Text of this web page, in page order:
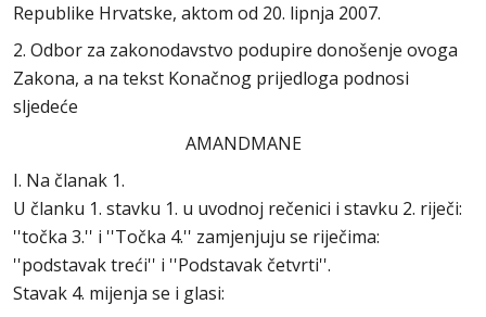
Republike Hrvatske, aktom od 20. lipnja 2007.
2. Odbor za zakonodavstvo podupire donošenje ovoga
Zakona, a na tekst Konačnog prijedloga podnosi
sljedeće
AMANDMANE
I. Na članak 1.
U članku 1. stavku 1. u uvodnoj rečenici i stavku 2. riječi:
''točka 3.'' i ''Točka 4.'' zamjenjuju se riječima:
''podstavak treći'' i ''Podstavak četvrti''.
Stavak 4. mijenja se i glasi: